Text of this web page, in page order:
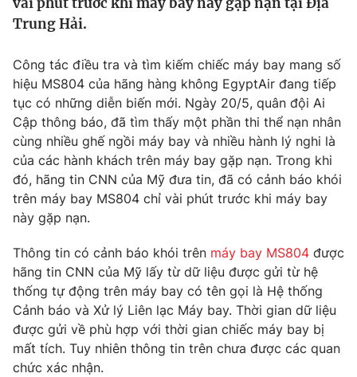
Tin tức
Thế giới đó đây
Câu chuyện quốc tế
Tài chính
Thị trường
Góc doanh nghiệp
Dữ liệu và đời sống
Truyền hình
Phim VTV
Hậu trường
Khán giả
Giải sao mai
Giải trí
Điện ảnh
Âm nhạc
Sao
Đời sống
Du lịch
Làm đẹp
Chất lượng cuộc sống
Giáo dục
Tuyển sinh
Học trực tuyến
Công nghệ
Hitech Công nghệ tương lai
Giao lưu trực tuyến
Trung Hải.
Công tác điều tra và tìm kiếm chiếc máy bay mang số
hiệu MS804 của hãng hàng không EgyptAir đang tiếp
tục có những diễn biến mới. Ngày 20/5, quân đội Ai
Cập thông báo, đã tìm thấy một phần thi thể nạn nhân
cùng nhiều ghế ngồi máy bay và nhiều hành lý nghi là
của các hành khách trên máy bay gặp nạn. Trong khi
đó, hãng tin CNN của Mỹ đưa tin, đã có cảnh báo khói
trên máy bay MS804 chỉ vài phút trước khi máy bay
này gặp nạn.
Thông tin có cảnh báo khói trên máy bay MS804 được
hãng tin CNN của Mỹ lấy từ dữ liệu được gửi từ hệ
thống tự động trên máy bay có tên gọi là Hệ thống
Cảnh báo và Xử lý Liên lạc Máy bay. Thời gian dữ liệu
được gửi về phù hợp với thời gian chiếc máy bay bị
mất tích. Tuy nhiên thông tin trên chưa được các quan
chức xác nhận.